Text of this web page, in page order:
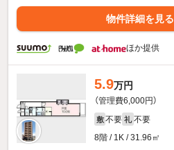
物件詳細を見る
ほか提供
5.9万円
（管理費6,000円）
敷 不要 礼 不要
8階 / 1K / 31.96㎡